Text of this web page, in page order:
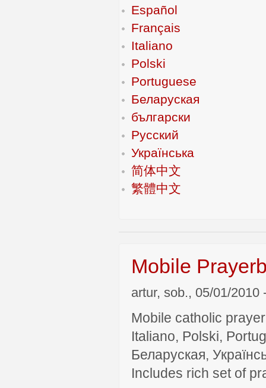
Español
Français
Italiano
Polski
Portuguese
Беларуская
български
Русский
Українська
简体中文
繁體中文
Mobile
artur, sob., 05/01/2010
Mobile catholic
Italiano, Polski,
Беларуская,
Includes rich set of